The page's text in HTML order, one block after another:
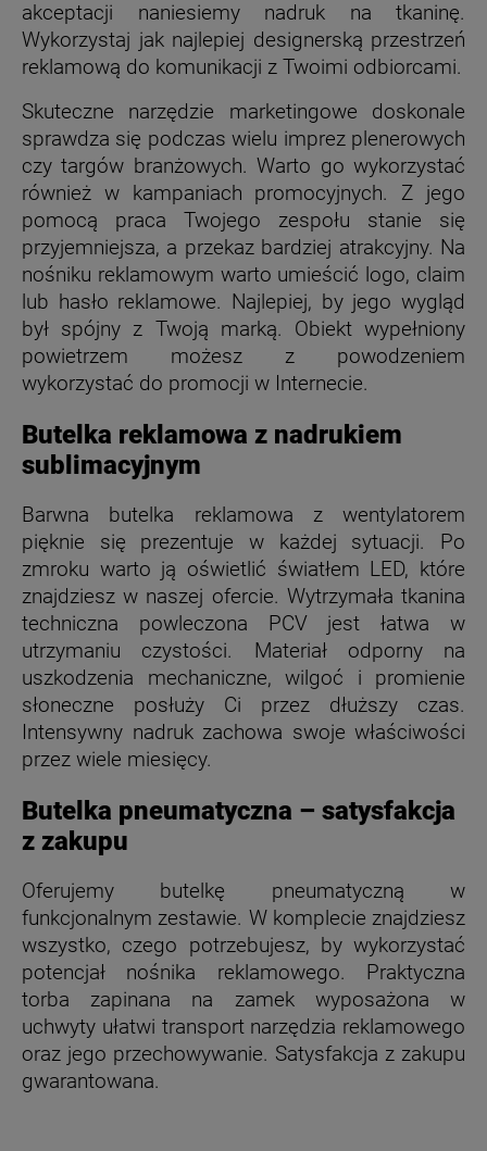
akceptacji naniesiemy nadruk na tkaninę.
Wykorzystaj jak najlepiej designerską przestrzeń
reklamową do komunikacji z Twoimi odbiorcami.
Skuteczne narzędzie marketingowe doskonale
sprawdza się podczas wielu imprez plenerowych
czy targów branżowych. Warto go wykorzystać
również w kampaniach promocyjnych. Z jego
pomocą praca Twojego zespołu stanie się
przyjemniejsza, a przekaz bardziej atrakcyjny. Na
nośniku reklamowym warto umieścić logo, claim
lub hasło reklamowe. Najlepiej, by jego wygląd
był spójny z Twoją marką. Obiekt wypełniony
powietrzem możesz z powodzeniem
wykorzystać do promocji w Internecie.
Butelka reklamowa z nadrukiem
sublimacyjnym
Barwna butelka reklamowa z wentylatorem
pięknie się prezentuje w każdej sytuacji. Po
zmroku warto ją oświetlić światłem LED, które
znajdziesz w naszej ofercie. Wytrzymała tkanina
techniczna powleczona PCV jest łatwa w
utrzymaniu czystości. Materiał odporny na
uszkodzenia mechaniczne, wilgoć i promienie
słoneczne posłuży Ci przez dłuższy czas.
Intensywny nadruk zachowa swoje właściwości
przez wiele miesięcy.
Butelka pneumatyczna – satysfakcja
z zakupu
Oferujemy butelkę pneumatyczną w
funkcjonalnym zestawie. W komplecie znajdziesz
wszystko, czego potrzebujesz, by wykorzystać
potencjał nośnika reklamowego. Praktyczna
torba zapinana na zamek wyposażona w
uchwyty ułatwi transport narzędzia reklamowego
oraz jego przechowywanie. Satysfakcja z zakupu
gwarantowana.